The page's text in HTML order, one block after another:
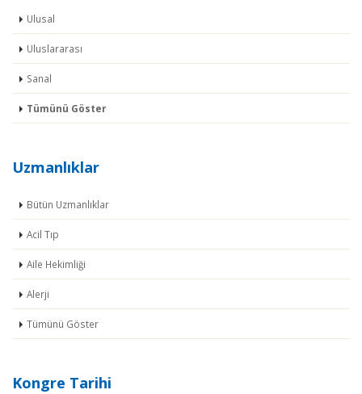
Ulusal
Uluslararası
Sanal
Tümünü Göster
Uzmanlıklar
Bütün Uzmanlıklar
Acil Tıp
Aile Hekimliği
Alerji
Tümünü Göster
Kongre Tarihi